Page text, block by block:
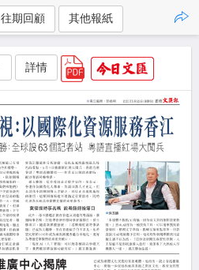
往期回顧 其他報紙
詳情